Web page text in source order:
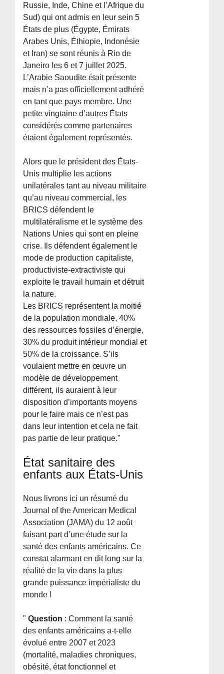
Russie, Inde, Chine et l’Afrique du
Sud) qui ont admis en leur sein 5
États de plus (Égypte, Émirats
Arabes Unis, Éthiopie, Indonésie
et Iran) se sont réunis à Rio de
Janeiro les 6 et 7 juillet 2025.
L’Arabie Saoudite était présente
mais n’a pas officiellement adhéré
en tant que pays membre. Une
petite vingtaine d’autres États
considérés comme partenaires
étaient également représentés.
Alors que le président des États-
Unis multiplie les actions
unilatérales tant au niveau militaire
qu’au niveau commercial, les
BRICS défendent le
multilatéralisme et le système des
Nations Unies qui sont en pleine
crise. Ils défendent également le
mode de production capitaliste,
productiviste-extractiviste qui
exploite le travail humain et détruit
la nature.
Les BRICS représentent la moitié
de la population mondiale, 40%
des ressources fossiles d’énergie,
30% du produit intérieur mondial et
50% de la croissance. S’ils
voulaient mettre en œuvre un
modèle de développement
différent, ils auraient à leur
disposition d’importants moyens
pour le faire mais ce n’est pas
dans leur intention et cela ne fait
pas partie de leur pratique."
État sanitaire des
enfants aux États-Unis
Nous livrons ici un résumé du
Journal of the American Medical
Association (JAMA) du 12 août
faisant part d’une étude sur la
santé des enfants américains. Ce
constat alarmant en dit long sur la
réalité de la vie dans la plus
grande puissance impérialiste du
monde !
"Question : Comment la santé
des enfants américains a-t-elle
évolué entre 2007 et 2023
(mortalité, maladies chroniques,
obésité, état fonctionnel et